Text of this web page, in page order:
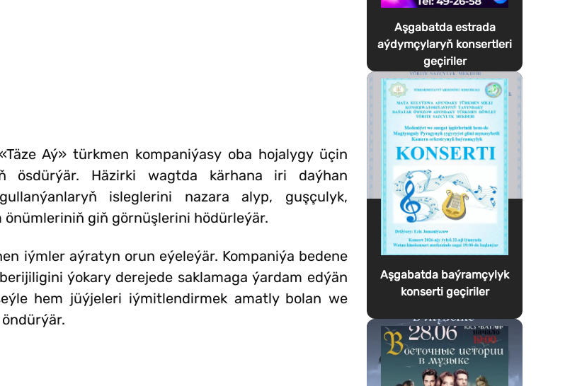
Aý» türkmen kompaniýasy oba hojalygy üçin
ösdürýär. Häzirki wagtda kärhana iri daýhan
isleglerini nazara alyp, guşçulyk,
giň görnüşlerini hödürleýär.
iýmler aýratyn orun eýeleýär. Kompaniýa bedene
ýokary derejede saklamaga ýardam edýän
hem jüýjeleri iýmitlendirmek amatly bolan we
Aşgabatda estrada
aýdymçylaryň konsertleri
geçiriler
Aşgabatda baýramçylyk
konserti geçiriler